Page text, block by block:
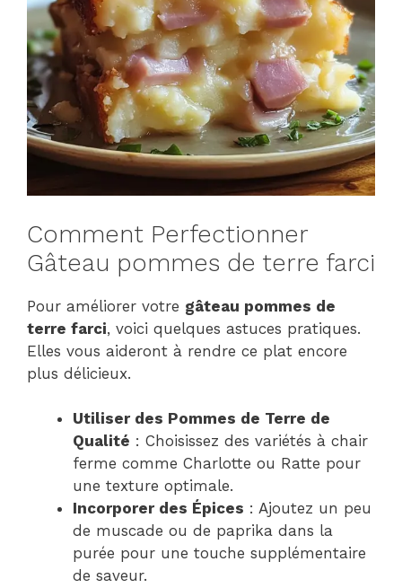
Comment Perfectionner
Gâteau pommes de terre farci
Pour améliorer votre gâteau pommes de
terre farci, voici quelques astuces pratiques.
Elles vous aideront à rendre ce plat encore
plus délicieux.
Utiliser des Pommes de Terre de
Qualité : Choisissez des variétés à chair
ferme comme Charlotte ou Ratte pour
une texture optimale.
Incorporer des Épices : Ajoutez un peu
de muscade ou de paprika dans la
purée pour une touche supplémentaire
de saveur.